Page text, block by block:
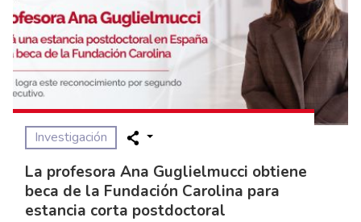
Investigación
La profesora Ana Guglielmucci obtiene
beca de la Fundación Carolina para
estancia corta postdoctoral